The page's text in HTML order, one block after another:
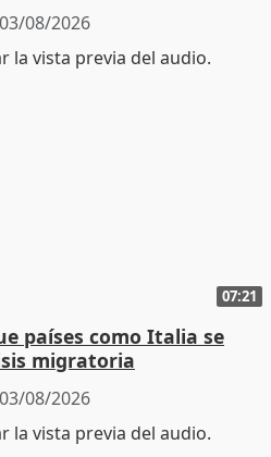
03/08/2026
07:21
países como Italia se
migratoria
03/08/2026